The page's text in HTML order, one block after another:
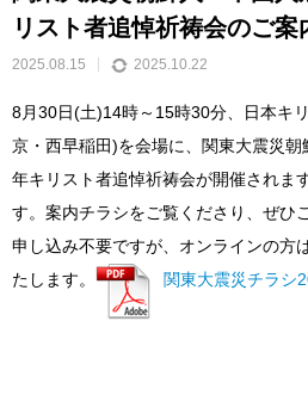
リスト者追悼祈祷会のご案
2025.08.15 2025.10.22
8月30日(土)14時～15時30分、日本キ
京・西早稲田)を会場に、関東大震災
年キリスト者追悼祈祷会が開催されま
す。案内チラシをご覧くださり、ぜひ
申し込み不要ですが、オンラインの方
たします。
関東大震災チラシ